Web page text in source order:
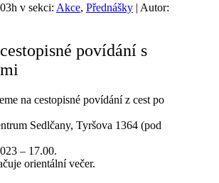
v sekci: Akce, Přednášky | Autor:
povídání s
na cestopisné povídání z cest po
Sedlčany, Tyršova 1364 (pod
– 17.00.
orientální večer.